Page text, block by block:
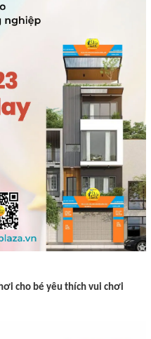
cho bé yêu thích vui chơi